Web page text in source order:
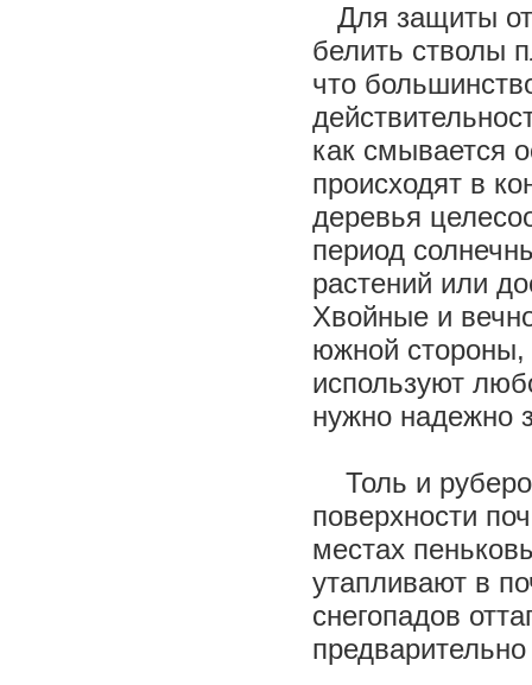
Для защиты от
белить стволы
что
как смывается
происходят в
деревья
период
растений или
Хвойные и
южной стороны,
используют
нужно надежно
Толь и
поверхности
местах
утапливают в
снегопадов